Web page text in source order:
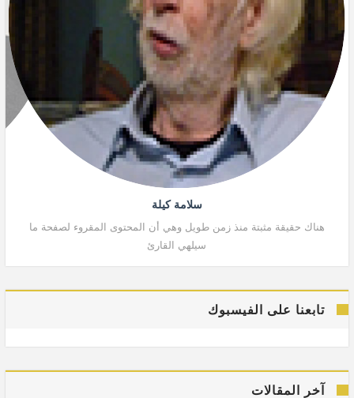
سلامة كيلة
هناك حقيقة مثبتة منذ زمن طويل وهي أن المحتوى المقروء لصفحة ما
سيلهي القارئ
تابعنا على الفيسبوك
آخر المقالات